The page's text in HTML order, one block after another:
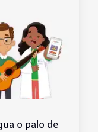
o palo de